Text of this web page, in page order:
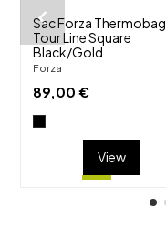
Sac Forza Thermobag
Tour Line Square
Black/Gold
Forza
89,00 €
View